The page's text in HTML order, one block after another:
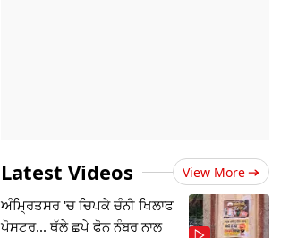
Latest Videos View More
ਅੰਮ੍ਰਿਤਸਰ 'ਚ ਚਿਪਕੇ ਚੰਨੀ ਖਿਲਾਫ
ਪੋਸਟਰ... ਥੱਲੇ ਛਪੇ ਫੋਨ ਨੰਬਰ ਨਾਲ